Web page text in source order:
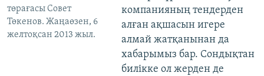
төрағасы Совет
Төкенов. Жаңаөзен, 6
желтоқсан 2013 жыл.
компанияның тендерден
алған ақшасын игере
алмай жатқанынан да
хабарымыз бар. Сондықтан
билікке ол жерден де